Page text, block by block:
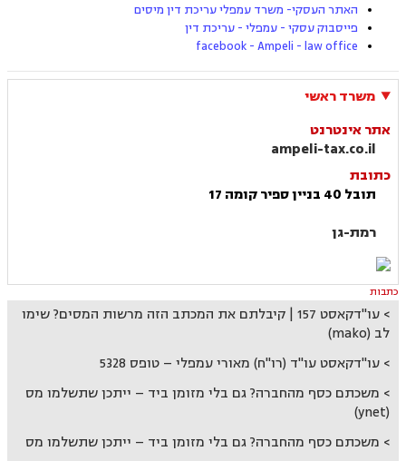
האתר העסקי- משרד עמפלי עריכת דין מיסים
פייסבוק עסקי - עמפלי - עריכת דין
facebook - Ampeli - law office
משרד ראשי
אתר אינטרנט
ampeli-tax.co.il
כתובת
תובל 40 בניין ספיר קומה 17
רמת-גן
כתבות
עו"דקאסט 157 | קיבלתם את המכתב הזה מרשות המסים? שימו
לב (mako)
עו"דקאסט עו"ד (רו"ח) מאורי עמפלי – טופס 5328
משכתם כסף מהחברה? גם בלי מזומן ביד – ייתכן שתשלמו מס
(ynet)
משכתם כסף מהחברה? גם בלי מזומן ביד – ייתכן שתשלמו מס